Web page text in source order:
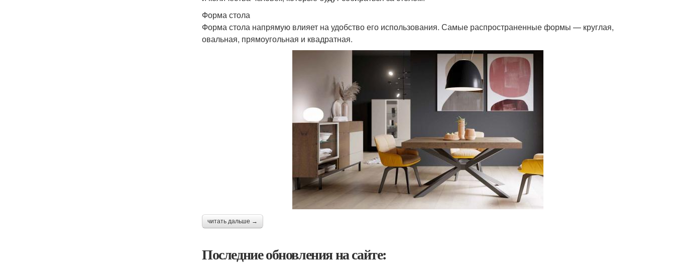
Форма стола
Форма стола напрямую влияет на удобство его использования. Самые распространенные формы — круглая,
овальная, прямоугольная и квадратная.
читать дальше →
Последние обновления на сайте: